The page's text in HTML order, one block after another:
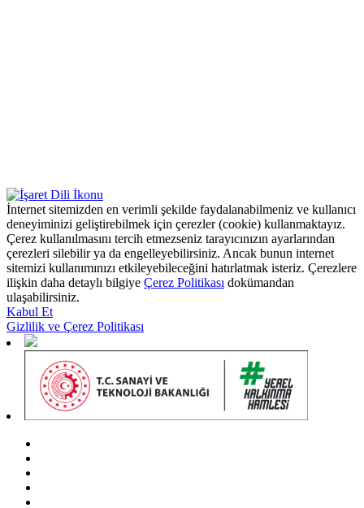
İnternet sitemizden en verimli şekilde faydalanabilmeniz ve kullanıcı
deneyiminizi geliştirebilmek için çerezler (cookie) kullanmaktayız.
Çerez kullanılmasını tercih etmezseniz tarayıcınızın ayarlarından
çerezleri silebilir ya da engelleyebilirsiniz. Ancak bunun internet
sitemizi kullanımınızı etkileyebileceğini hatırlatmak isteriz. Çerezlere
ilişkin daha detaylı bilgiye Çerez Politikası dokümandan
ulaşabilirsiniz.
Kabul Et
Gizlilik ve Çerez Politikası